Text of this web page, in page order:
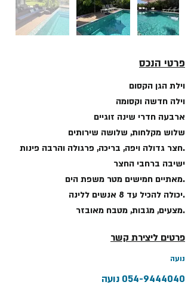
פרטי הנכס
וילת הגן הקסום
וילה חדשה וקסומה
ארבעה חדרי שינה זוגיים
שלוש מקלחות, שלושה שירותים
.חצר גדולה ויפה, בריכה, פרגולה והרבה פינות
ישיבה ברחבי החצר
.מאתיים חמישים מטר משפת הים
.יכולה להכיל עד 8 אנשים ללינה
.מצעים, מגבות, מטבח מאובזר
פרטים ליצירת קשר
נועה
054-9444040 נועה